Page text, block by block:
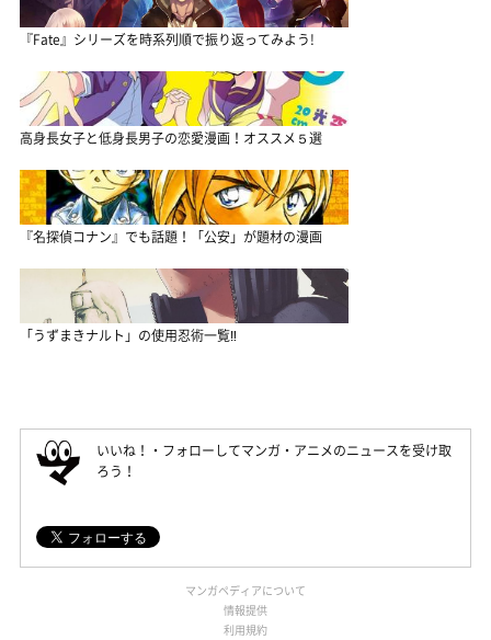
『Fate』シリーズを時系列順で振り返ってみよう!
高身長女子と低身長男子の恋愛漫画！オススメ５選
『名探偵コナン』でも話題！「公安」が題材の漫画
「うずまきナルト」の使用忍術一覧‼
いいね！・フォローしてマンガ・アニメのニュースを受け取
ろう！
マンガペディアについて
情報提供
利用規約